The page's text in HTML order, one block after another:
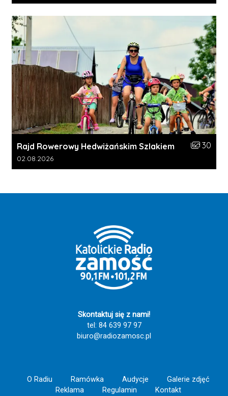
Rajd Rowerowy Hedwiżańskim Szlakiem Liczba
30
Data dodania galerii:
02.08.2026
Skontaktuj się z nami!
tel: 84 639 97 97
biuro@radiozamosc.pl
O Radiu Ramówka Audycje
Galerie zdjęć
Reklama
Regulamin Kontakt